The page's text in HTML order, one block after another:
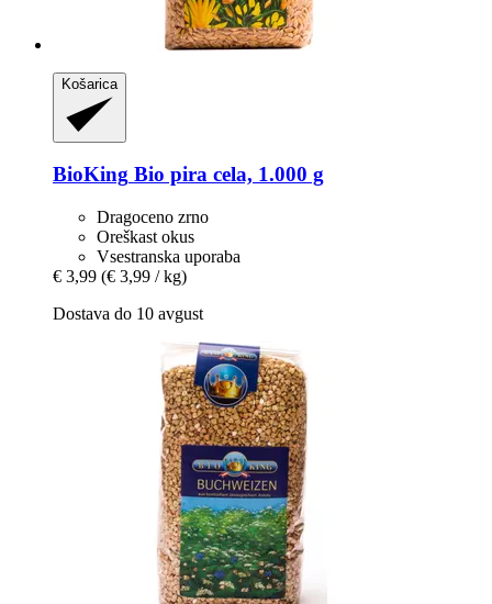
Košarica
BioKing Bio pira cela, 1.000 g
Dragoceno zrno
Oreškast okus
Vsestranska uporaba
€ 3,99 (€ 3,99 / kg)
Dostava do 10 avgust